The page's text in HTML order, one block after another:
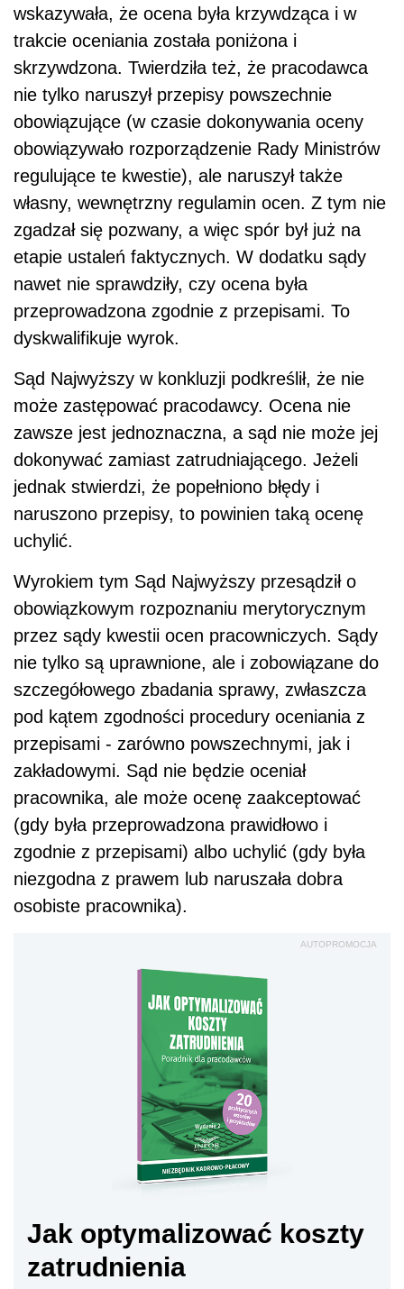
wskazywała, że ocena była krzywdząca i w
trakcie oceniania została poniżona i
skrzywdzona. Twierdziła też, że pracodawca
nie tylko naruszył przepisy powszechnie
obowiązujące (w czasie dokonywania oceny
obowiązywało rozporządzenie Rady Ministrów
regulujące te kwestie), ale naruszył także
własny, wewnętrzny regulamin ocen. Z tym nie
zgadzał się pozwany, a więc spór był już na
etapie ustaleń faktycznych. W dodatku sądy
nawet nie sprawdziły, czy ocena była
przeprowadzona zgodnie z przepisami. To
dyskwalifikuje wyrok.
Sąd Najwyższy w konkluzji podkreślił, że nie
może zastępować pracodawcy. Ocena nie
zawsze jest jednoznaczna, a sąd nie może jej
dokonywać zamiast zatrudniającego. Jeżeli
jednak stwierdzi, że popełniono błędy i
naruszono przepisy, to powinien taką ocenę
uchylić.
Wyrokiem tym Sąd Najwyższy przesądził o
obowiązkowym rozpoznaniu merytorycznym
przez sądy kwestii ocen pracowniczych. Sądy
nie tylko są uprawnione, ale i zobowiązane do
szczegółowego zbadania sprawy, zwłaszcza
pod kątem zgodności procedury oceniania z
przepisami - zarówno powszechnymi, jak i
zakładowymi. Sąd nie będzie oceniał
pracownika, ale może ocenę zaakceptować
(gdy była przeprowadzona prawidłowo i
zgodnie z przepisami) albo uchylić (gdy była
niezgodna z prawem lub naruszała dobra
osobiste pracownika).
AUTOPROMOCJA
Jak optymalizować koszty
zatrudnienia